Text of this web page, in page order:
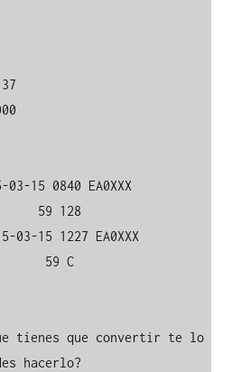
03-15 0840 EA0XXX
59 128
03-15 1227 EA0XXX
59 C
tienes que convertir te lo